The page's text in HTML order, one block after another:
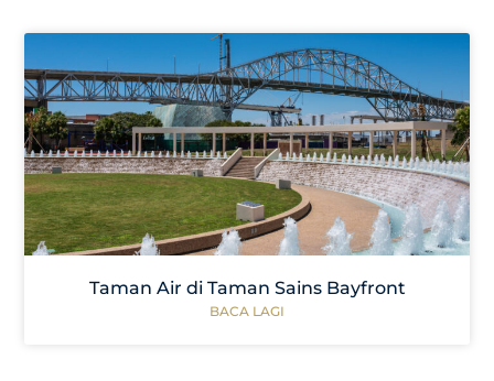
Taman Air di Taman Sains Bayfront
BACA LAGI